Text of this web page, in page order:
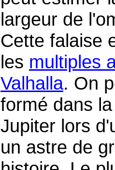
largeur de
Cette falaise
les multiples
Valhalla. On
formé dans
Jupiter lors
un astre de